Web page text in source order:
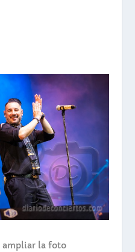
ampliar la foto